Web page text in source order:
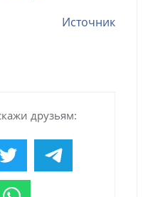
Источник
друзьям: